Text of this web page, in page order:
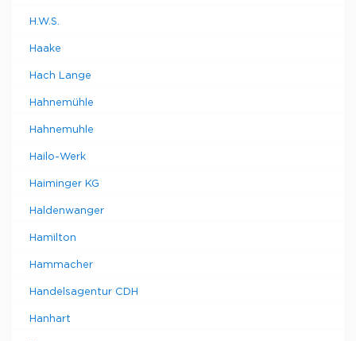
H.W.S.
Haake
Hach Lange
Hahnemühle
Hahnemuhle
Hailo-Werk
Haiminger KG
Haldenwanger
Hamilton
Hammacher
Handelsagentur CDH
Hanhart